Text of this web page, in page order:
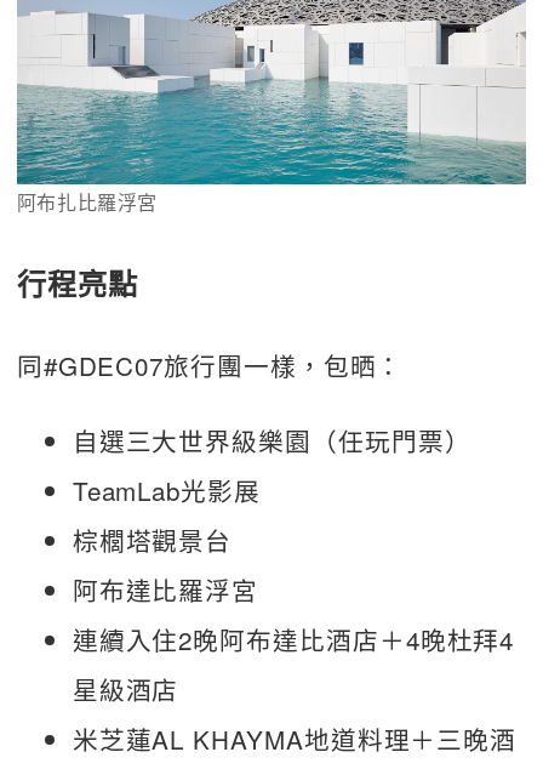
阿布扎比羅浮宮
行程亮點
同#GDEC07旅行團一樣，包晒：
自選三大世界級樂園（任玩門票）
TeamLab光影展
棕櫚塔觀景台
阿布達比羅浮宮
連續入住2晚阿布達比酒店＋4晚杜拜4
星級酒店
米芝蓮AL KHAYMA地道料理＋三晚酒